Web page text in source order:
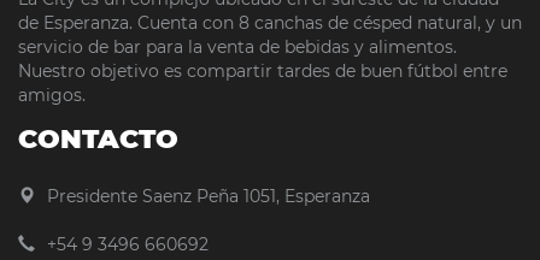
de Esperanza. Cuenta con 8 canchas de césped natural, y un
servicio de bar para la venta de bebidas y alimentos.
Nuestro objetivo es compartir tardes de buen fútbol entre
amigos.
CONTACTO
Presidente Saenz Peña 1051, Esperanza
+54 9 3496 660692